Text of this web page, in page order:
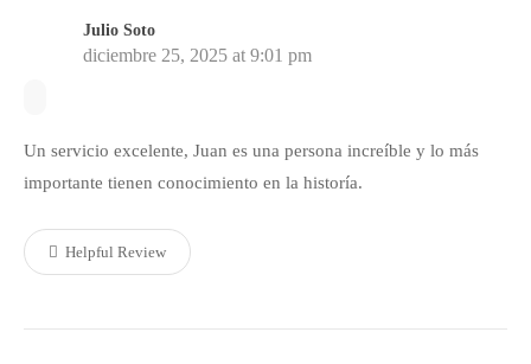
Julio Soto
diciembre 25, 2025 at 9:01 pm
Un servicio excelente, Juan es una persona increíble y lo más
importante tienen conocimiento en la historía.
Helpful Review